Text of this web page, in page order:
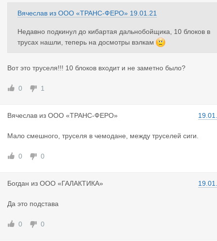
Вячеслав из ООО «ТРАНС-ФЕРО» 19.01.21
Недавно подкинул до кибартая дальнобойщика, 10 блоков в
трусах нашли, теперь на досмотры вэлкам
Вот это труселя!!! 10 блоков входит и не заметно было?
0 1
Вячеслав из ООО «ТРАНС-ФЕРО»
Мало смешного, труселя в чемодане, между труселей сиги.
0 0
Богдан из ООО «ГАЛАКТИКА»
Да это подстава
0 0